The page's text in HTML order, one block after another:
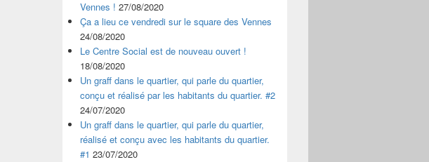
Vennes ! 27/08/2020
Ça a lieu ce vendredi sur le square des Vennes
24/08/2020
Le Centre Social est de nouveau ouvert !
18/08/2020
Un graff dans le quartier, qui parle du quartier,
conçu et réalisé par les habitants du quartier. #2
24/07/2020
Un graff dans le quartier, qui parle du quartier,
réalisé et conçu avec les habitants du quartier.
#1 23/07/2020